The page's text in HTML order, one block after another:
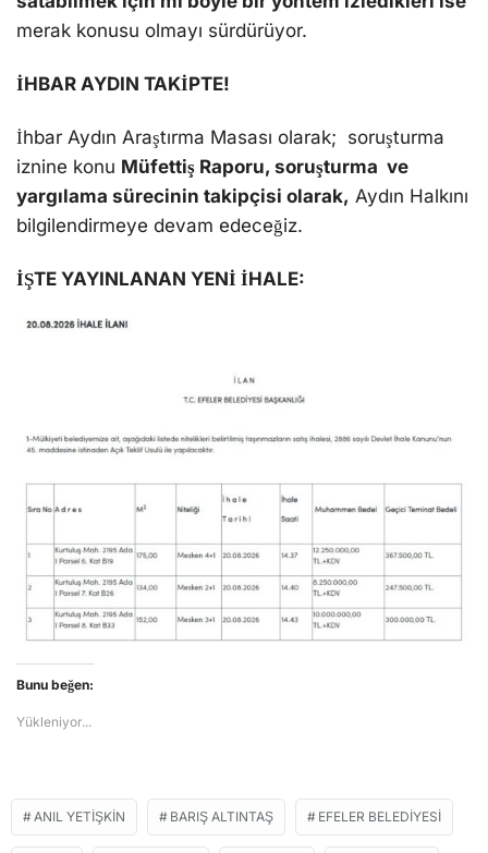
merak konusu olmayı sürdürüyor.
İHBAR AYDIN TAKİPTE!
İhbar Aydın Araştırma Masası olarak; soruşturma
iznine konu Müfettiş Raporu, soruşturma ve
yargılama sürecinin takipçisi olarak, Aydın Halkını
bilgilendirmeye devam edeceğiz.
İŞTE YAYINLANAN YENİ İHALE:
Bunu beğen:
Yükleniyor...
ANIL YETIŞKIN BARIŞ ALTINTAŞ EFELER BELEDIYESI